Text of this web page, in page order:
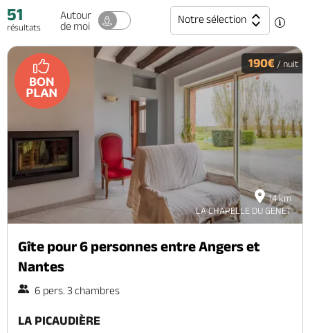
Dormir, manger
Séjours, cadeaux
Billetterie en ligne
Brochures & Cartes Offices de tourisme Comment venir ? Ecrivez-nous
51
résultats
Autour
de moi
Notre sélection
14 km
LA CHAPELLE DU GENET
190€ / nuit
Gîte pour 6 personnes entre Angers et
Nantes
6 pers. 3 chambres
LA PICAUDIÈRE